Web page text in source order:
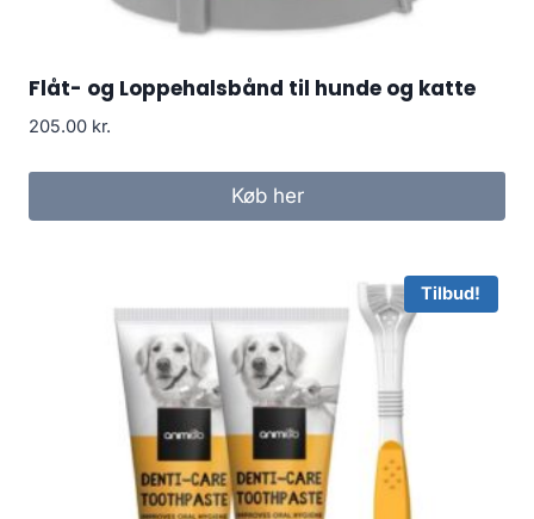
Flåt- og Loppehalsbånd til hunde og katte
205.00 kr.
Køb her
Tilbud!